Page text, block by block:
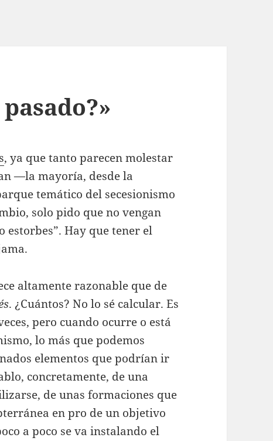
, ya que tanto parecen molestar
—la mayoría, desde la
temático del secesionismo
solo pido que no vengan
estorbes”. Hay que tener el
altamente razonable que de
. ¿Cuántos? No lo sé calcular. Es
pero cuando ocurre o está
lo más que podemos
elementos que podrían ir
concretamente, de una
de unas formaciones que
en pro de un objetivo
a poco se va instalando el